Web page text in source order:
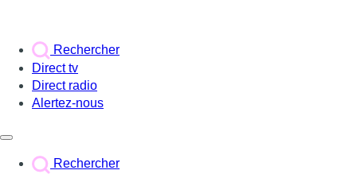
Rechercher
Direct tv
Direct radio
Alertez-nous
Rechercher